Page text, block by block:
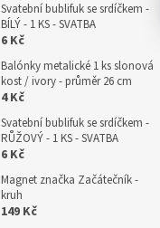
Svatební bublifuk se srdíčkem -
BÍLÝ - 1 KS - SVATBA
6 Kč
Balónky metalické 1 ks slonová
kost / ivory - průměr 26 cm
4 Kč
Svatební bublifuk se srdíčkem -
RŮŽOVÝ - 1 KS - SVATBA
6 Kč
Magnet značka Začátečník -
kruh
149 Kč